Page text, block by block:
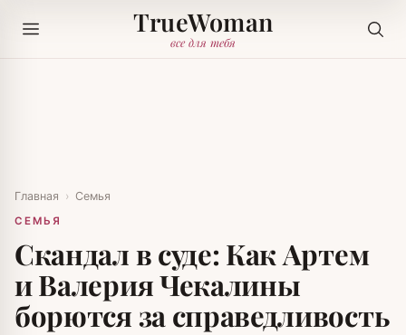
TrueWoman
все для тебя
Главная › Семья
СЕМЬЯ
Скандал в суде: Как Артем
и Валерия Чекалины
борются за справедливость